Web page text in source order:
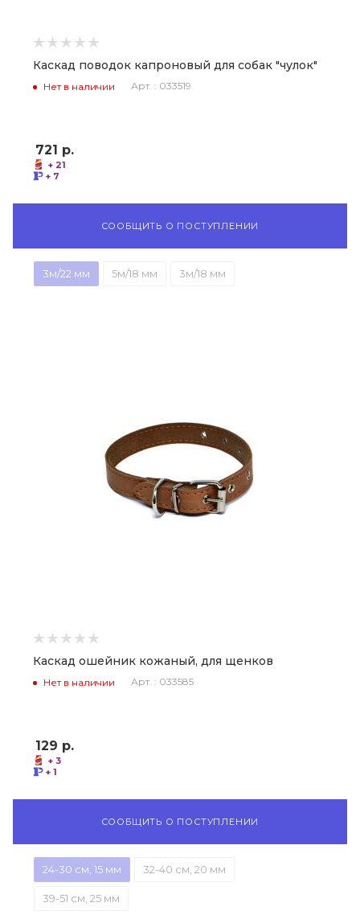
Каскад поводок капроновый для собак "чулок"
Нет в наличии Арт. : 033519
721 р.
+ 21
+ 7
СООБЩИТЬ О ПОСТУПЛЕНИИ
3м/22 мм 5м/18 мм 3м/18 мм
Каскад ошейник кожаный, для щенков
Нет в наличии Арт. : 033585
129 р.
+ 3
+ 1
СООБЩИТЬ О ПОСТУПЛЕНИИ
24-30 см, 15 мм 32-40 см, 20 мм
39-51 см, 25 мм